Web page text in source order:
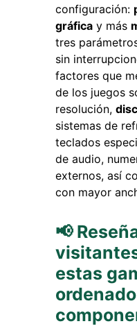
configuración:
gráfica y más
tres
sin
factores que
de los juegos
resolución,
sistemas de
teclados
de audio,
externos, así
con mayor
📢
estas